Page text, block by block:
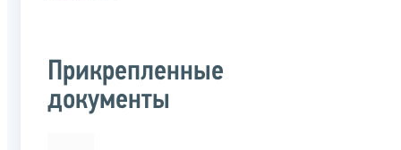
Прикрепленные
документы